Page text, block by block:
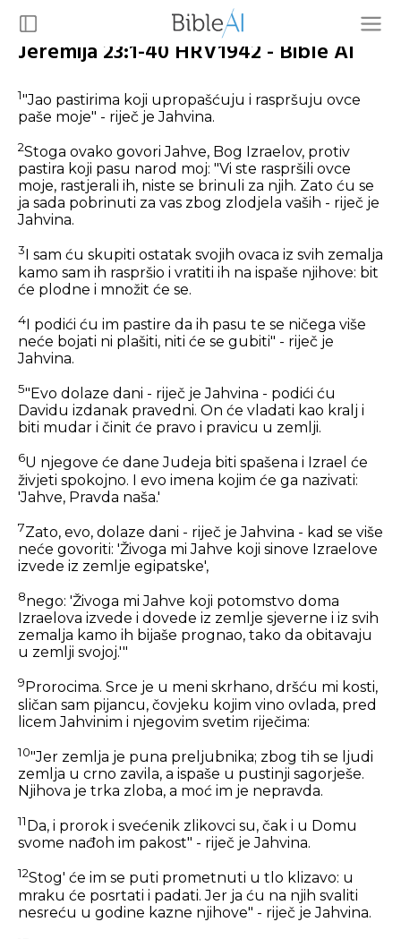
Jeremija 23:1-40 HRV1942 - Bible AI
1"Jao pastirima koji upropašćuju i raspršuju ovce
paše moje" - riječ je Jahvina.
2Stoga ovako govori Jahve, Bog Izraelov, protiv
pastira koji pasu narod moj: "Vi ste raspršili ovce
moje, rastjerali ih, niste se brinuli za njih. Zato ću se
ja sada pobrinuti za vas zbog zlodjela vaših - riječ je
Jahvina.
3
I sam ću skupiti ostatak svojih ovaca iz svih zemalja
kamo sam ih raspršio i vratiti ih na ispaše njihove: bit
će plodne i množit će se.
4I podići ću im pastire da ih pasu te se ničega više
neće bojati ni plašiti, niti će se gubiti" - riječ je
Jahvina.
5"Evo dolaze dani - riječ je Jahvina - podići ću
Davidu izdanak pravedni. On će vladati kao kralj i
biti mudar i činit će pravo i pravicu u zemlji.
6U njegove će dane Judeja biti spašena i Izrael će
živjeti spokojno. I evo imena kojim će ga nazivati:
'Jahve, Pravda naša.'
7Zato, evo, dolaze dani - riječ je Jahvina - kad se više
neće govoriti: 'Živoga mi Jahve koji sinove Izraelove
izvede iz zemlje egipatske',
8nego: 'Živoga mi Jahve koji potomstvo doma
Izraelova izvede i dovede iz zemlje sjeverne i iz svih
zemalja kamo ih bijaše prognao, tako da obitavaju
u zemlji svojoj.'"
9 Prorocima. Srce je u meni skrhano, dršću mi kosti,
sličan sam pijancu, čovjeku kojim vino ovlada, pred
licem Jahvinim i njegovim svetim riječima:
10"Jer zemlja je puna preljubnika; zbog tih se ljudi
zemlja u crno zavila, a ispaše u pustinji sagorješe.
Njihova je trka zloba, a moć im je nepravda.
11 Da, i prorok i svećenik zlikovci su, čak i u Domu
svome nađoh im pakost" - riječ je Jahvina.
12Stog' će im se puti prometnuti u tlo klizavo: u
mraku će posrtati i padati. Jer ja ću na njih svaliti
nesreću u godine kazne njihove" - riječ je Jahvina.